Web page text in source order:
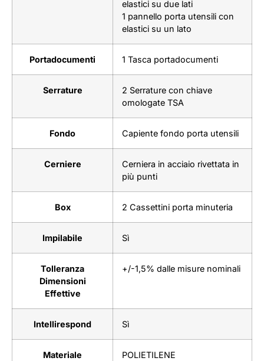
elastici su due lati
1 pannello porta utensili con
elastici su un lato
Portadocumenti 1 Tasca portadocumenti
Serrature
2 Serrature con chiave
omologate TSA
Fondo Capiente fondo porta utensili
Cerniere
Cerniera in acciaio rivettata in
più punti
Box 2 Cassettini porta minuteria
Impilabile Sì
Tolleranza
Dimensioni
Effettive
+/-1,5% dalle misure nominali
Intellirespond Sì
Materiale POLIETILENE